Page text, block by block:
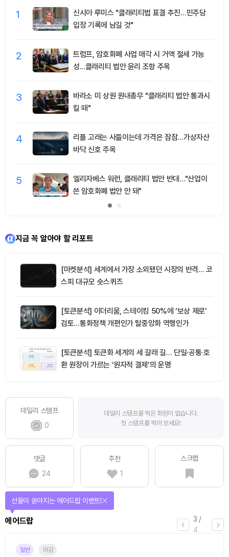
1
신시아 루미스 "클래리티법 표결 추진…민주당
입장 기록에 남길 것"
2
트럼프, 암호화폐 사업 매각 시 거액 절세 가능
성...클래리티 법안 윤리 조항 주목
3
바라소 미 상원 원내총무 "클래리티 법안 통과시
킬 때"
4
리플 고래는 사들이는데 가격은 잠잠…가상자산
바닥 신호 주목
5
엘리자베스 워런, 클래리티 법안 반대…"산업이
쓴 암호화폐 법안 안 돼"
지금 꼭 알아야 할 리포트
[마켓분석] 세계에서 가장 소외됐던 시장의 반격… 코
스피 대규모 숏스퀴즈
[토큰분석] 이더리움, 스테이킹 50%에 ‘보상 제로’
검토…통화정책 개편인가 탈중앙화 역행인가
[토큰분석] 토큰화 세계의 세 갈래 길… 단일·공통·호
환 원장이 가르는 ‘원자적 결제’의 운명
데일리 스탬프
0
데일리 스탬프를 찍은 회원이 없습니다.
첫 스탬프를 찍어 보세요!
댓글
24
추천
1
스크랩
3 /
4
에어드랍
선물이 쏟아지는 에어드랍 이벤트!
일반 마감